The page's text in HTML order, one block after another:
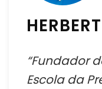
“Fundador
Escola da